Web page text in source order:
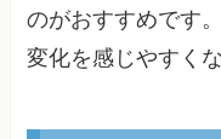
のがおすすめです
変化を感じやすく